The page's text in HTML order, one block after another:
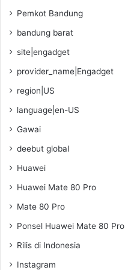
Pemkot Bandung
bandung barat
site|engadget
provider_name|Engadget
region|US
language|en-US
Gawai
deebut global
Huawei
Huawei Mate 80 Pro
Mate 80 Pro
Ponsel Huawei Mate 80 Pro
Rilis di Indonesia
Instagram